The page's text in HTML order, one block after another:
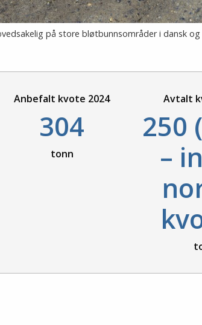
på store bløtbunnsområder i dansk og
Anbefalt kvote 2024
304
tonn
Avtalt
250
–